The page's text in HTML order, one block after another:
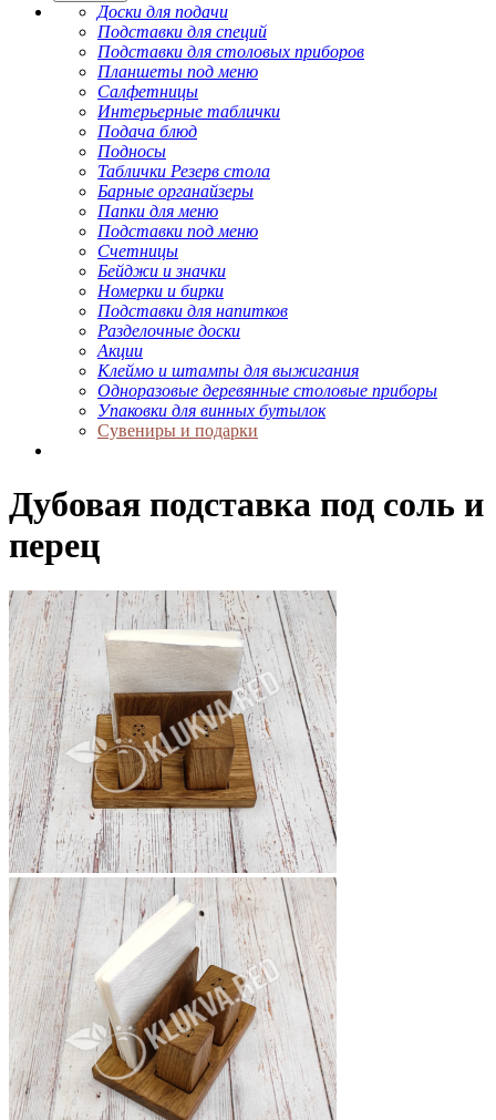
Доски для подачи
Подставки для специй
Подставки для столовых приборов
Планшеты под меню
Салфетницы
Интерьерные таблички
Подача блюд
Подносы
Таблички Резерв стола
Барные органайзеры
Папки для меню
Подставки под меню
Счетницы
Бейджи и значки
Номерки и бирки
Подставки для напитков
Разделочные доски
Акции
Клеймо и штампы для выжигания
Одноразовые деревянные столовые приборы
Упаковки для винных бутылок
Сувениры и подарки
Дубовая подставка под соль и
перец